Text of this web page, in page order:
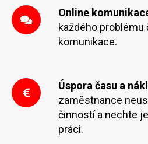
Online
každého
komunikace.
Úspora času a
zaměstnance
činností a nechte
práci.